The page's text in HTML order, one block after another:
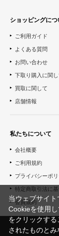
ショッピングにつ
ご利用ガイド
よくある質問
お問い合わせ
下取り購入に関し
買取に関して
店舗情報
私たちについて
会社概要
ご利用規約
プライバシーポ
特定商取引法に
会員規約
当ウェブサイ
Cookieを使用し
をクリックす
されたものとみ